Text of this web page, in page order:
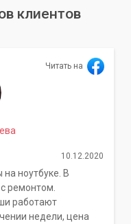
клиентов
Читать на
10.12.2020
ноутбуке. В
ремонтом.
работают
недели, цена